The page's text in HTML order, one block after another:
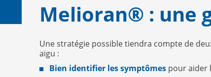
Melioran® : une
Une stratégie possible tiendra compte de
aigu :
Bien identifier les symptômes pour aider